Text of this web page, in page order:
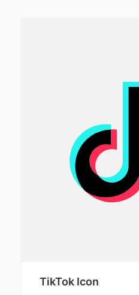
TikTok Icon